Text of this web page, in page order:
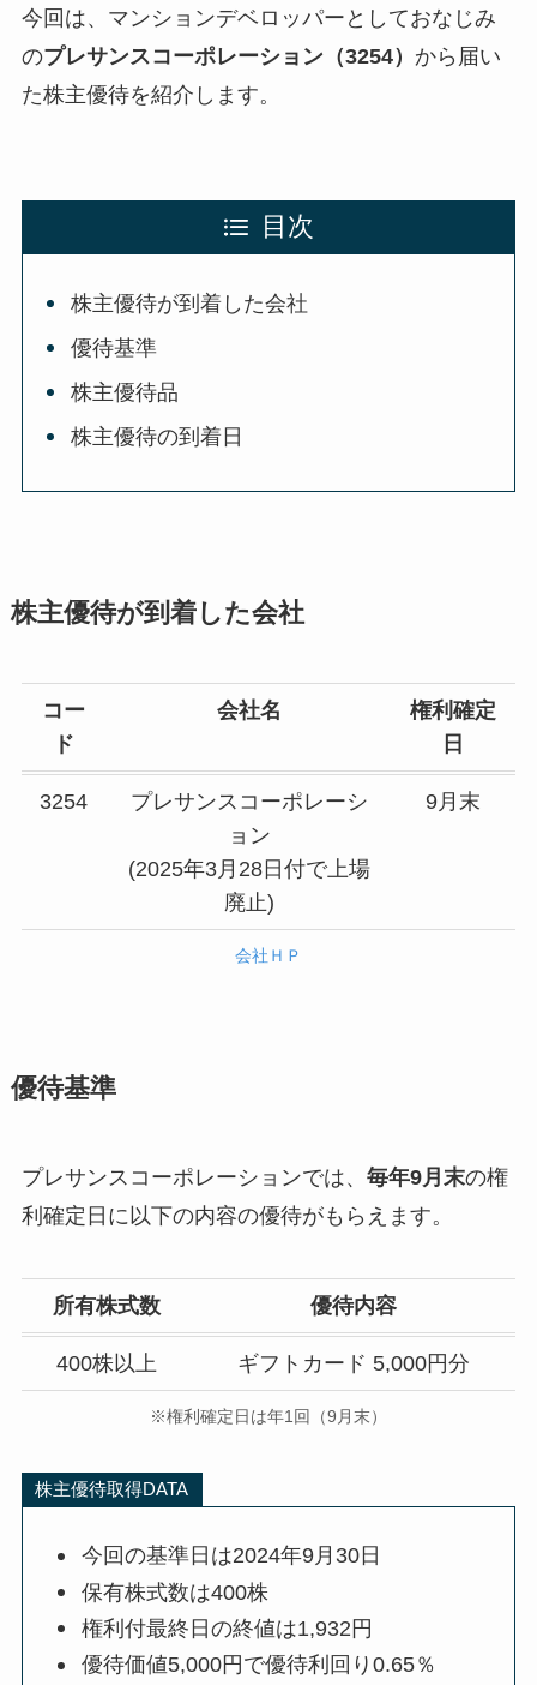
今回は、マンションデベロッパーとしておなじみ
のプレサンスコーポレーション（3254） から届い
た株主優待を紹介します。
目次
株主優待が到着した会社
優待基準
株主優待品
株主優待の到着日
株主優待が到着した会社
コー
ド
会社名
権利確定
日
3254
プレサンスコーポレーシ
ョン
(2025年3月28日付で上場
廃止)
9月末
会社ＨＰ
優待基準
プレサンスコーポレーションでは、 毎年9月末の権
利確定日に以下の内容の優待がもらえます。
所有株式数 優待内容
400株以上 ギフトカード 5,000円分
※権利確定日は年1回（9月末）
株主優待取得DATA
今回の基準日は2024年9月30日
保有株式数は400株
権利付最終日の終値は1,932円
優待価値5,000円で優待利回り0.65％